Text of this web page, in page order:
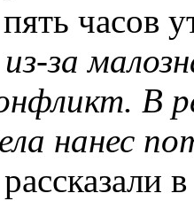
часов
за
В
нанес